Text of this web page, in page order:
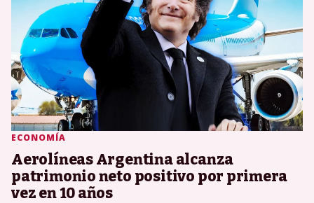
ECONOMÍA
Aerolíneas Argentina alcanza
patrimonio neto positivo por primera
vez en 10 años